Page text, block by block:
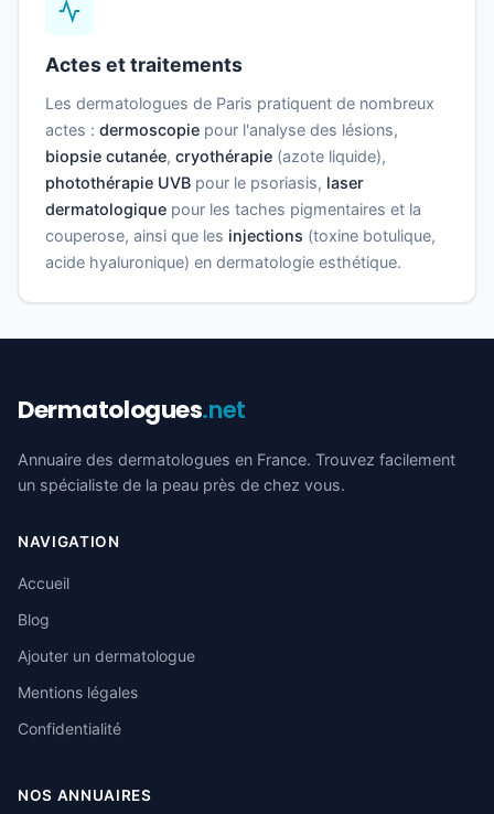
Actes et traitements
Les dermatologues de Paris pratiquent de nombreux
actes : dermoscopie pour l'analyse des lésions,
biopsie cutanée, cryothérapie (azote liquide),
photothérapie UVB pour le psoriasis, laser
dermatologique pour les taches pigmentaires et la
couperose, ainsi que les injections (toxine botulique,
acide hyaluronique) en dermatologie esthétique.
Dermatologues.net
Annuaire des dermatologues en France. Trouvez facilement
un spécialiste de la peau près de chez vous.
NAVIGATION
Accueil
Blog
Ajouter un dermatologue
Mentions légales
Confidentialité
NOS ANNUAIRES